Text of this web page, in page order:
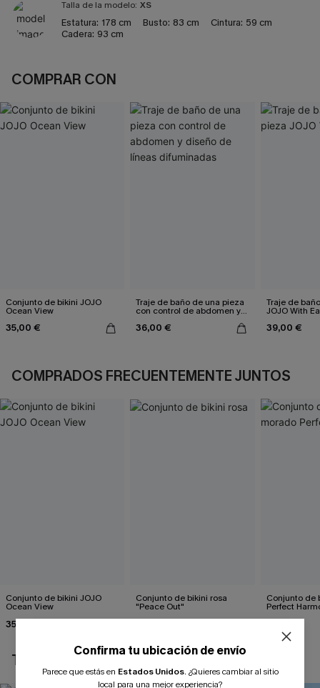
Talla de la modelo: XS
Estatura: 178 cm Busto: 83 cm Cintura: 59 cm
Cadera: 93 cm
COMPRAR CON
Conjunto de bikini JOJO
Ocean View
35,00 €
Traje de baño de una pieza
con control de abdomen y
difuminadas
36,00 €
Traje de
JOJO With
39,00 €
COMPRADOS FRECUENTEMENTE JUNTOS
Conjunto de bikini JOJO
Ocean View
35,00 €
Conjunto de bikini rosa
"Peace Out"
Conjunto de
Perfect
TAMBIÉN TE PUEDE GUSTAR
Confirma tu ubicación de envío
Parece que estás en Estados Unidos. ¿Quieres cambiar al sitio
local para una mejor experiencia?